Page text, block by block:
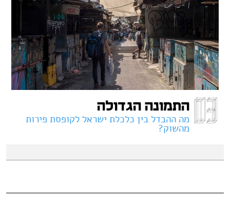
התמונה הגדולה
מה ההבדל בין כלכלת ישראל לקופסת פירות
מהשוק?